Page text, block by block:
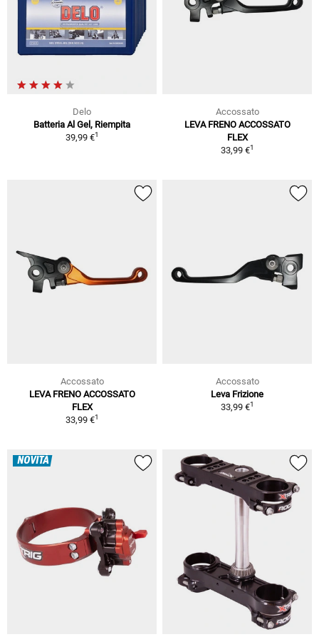
Delo
Batteria Al Gel, Riempita
39,99 €1
Accossato
LEVA FRENO ACCOSSATO
FLEX
33,99 €1
Accossato
LEVA FRENO ACCOSSATO
FLEX
33,99 €1
Accossato
Leva Frizione
33,99 €1
NOVITÀ